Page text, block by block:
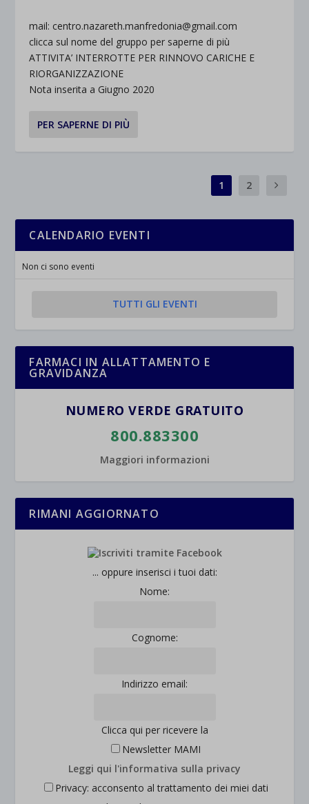
mail: centro.nazareth.manfredonia@gmail.com
clicca sul nome del gruppo per saperne di più
ATTIVITA’ INTERROTTE PER RINNOVO CARICHE E
RIORGANIZZAZIONE
Nota inserita a Giugno 2020
PER SAPERNE DI PIÙ
1 2
CALENDARIO EVENTI
Non ci sono eventi
TUTTI GLI EVENTI
FARMACI IN ALLATTAMENTO E
GRAVIDANZA
NUMERO VERDE GRATUITO
800.883300
Maggiori informazioni
RIMANI AGGIORNATO
... oppure inserisci i tuoi dati:
Nome:
Cognome:
Indirizzo email:
Clicca qui per ricevere la
Newsletter MAMI
Leggi qui l'informativa sulla privacy
Privacy: acconsento al trattamento dei miei dati